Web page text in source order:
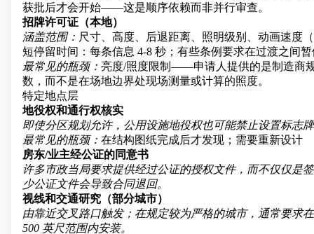
获批后才会开始——这是顺序依赖而非并行审查。
招牌许可证（本地）
涵盖范围： 尺寸、高度、后退距离、照明级别、动画速度
短停留时间：每条信息 4-8 秒；有些条例要求在过渡之间
最常见的瓶颈： 亮度/照度限制——申请人提供的是制造商
数，而不是在场地边界处现场测量或计算的照度。
特定地点层
地役权和通行权核实
即使分区规划允许，公用设施地役权也可能禁止设置标志
最常见的瓶颈： 在结构图纸完成后才发现；需要重新设计
房东/业主经公证的同意书
许多市政当局要求提供经过公证的授权文件，而不仅仅是
少公证文件会导致合同退回。
视线和交通研究（部分城市）
由靠近交叉路口触发；在规定较为严格的城市，通常要求
500 英尺范围内安装。